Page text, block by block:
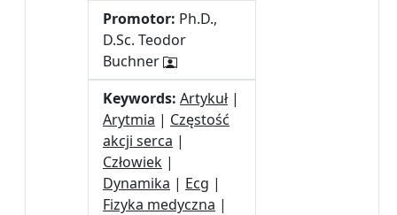
Promotor: Ph.D.,
D.Sc. Teodor
Buchner
Keywords: Artykuł |
Arytmia | Częstość
akcji serca |
Człowiek |
Dynamika | Ecg |
Fizyka medyczna |